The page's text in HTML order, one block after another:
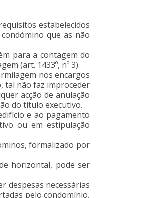
estabelecidos
que as não
para a contagem do
(art. 1433º, nº 3).
nos encargos
tal não faz improceder
acção de anulação
do título executivo.
e ao pagamento
ou em estipulação
formalizado por
horizontal, pode ser
despesas necessárias
pelo condomínio,